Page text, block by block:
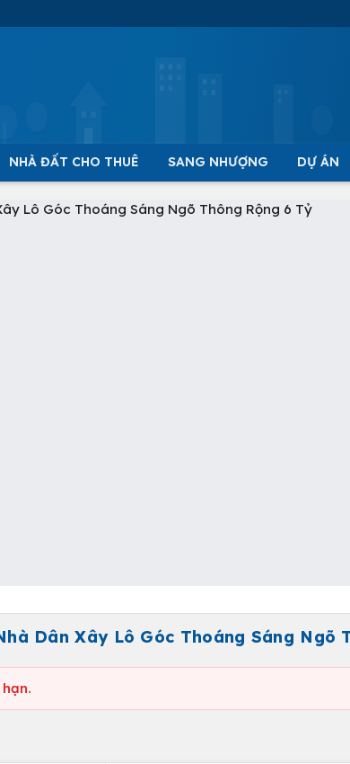
NHÀ ĐẤT CHO THUÊ SANG NHƯỢNG DỰ ÁN
Dân Xây Lô Góc Thoáng Sáng Ngõ